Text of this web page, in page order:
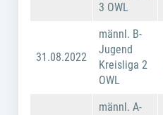
3 OWL
31.08.2022
männl. B-
Jugend
Kreisliga 2
OWL
männl. A-